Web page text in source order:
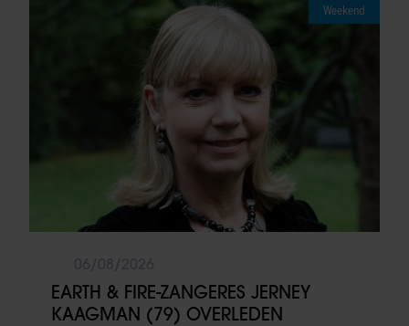
Weekend
EARTH & FIRE-ZANGERES JERNEY
KAAGMAN (79) OVERLEDEN